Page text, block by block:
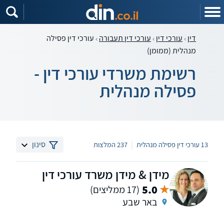
דין עורכי דין עורכי דין תעבורה עורכי דין פסילה
מנהלית (ממומן)
רשימת משרדי עורכי דין -
פסילה מנהלית
13 עורכי דין פסילה מנהלית 237 המלצות סינון
מידן & מידן משרד עורכי דין
5.0 (17 ממליצים)
באר שבע